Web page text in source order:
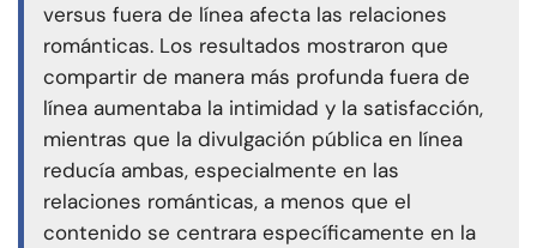
versus fuera de línea afecta las relaciones
románticas. Los resultados mostraron que
compartir de manera más profunda fuera de
línea aumentaba la intimidad y la satisfacción,
mientras que la divulgación pública en línea
reducía ambas, especialmente en las
relaciones románticas, a menos que el
contenido se centrara específicamente en la